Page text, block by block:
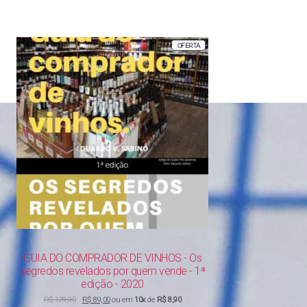
OFERTAPRODUTO
EM
PROMOÇÃO
GUIA DO COMPRADOR DE VINHOS - Os
segredos revelados por quem vende - 1ª
edição - 2020
R$129,90 R$ 89,00O
ou em 10xde R$ 8,90